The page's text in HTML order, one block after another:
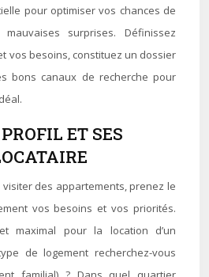
pour optimiser vos chances de
surprises. Définissez
vos besoins, constituez un dossier
bons canaux de recherche pour
ET SES
des appartements, prenez le
vos besoins et vos priorités.
maximal pour la location d’un
de logement recherchez-vous